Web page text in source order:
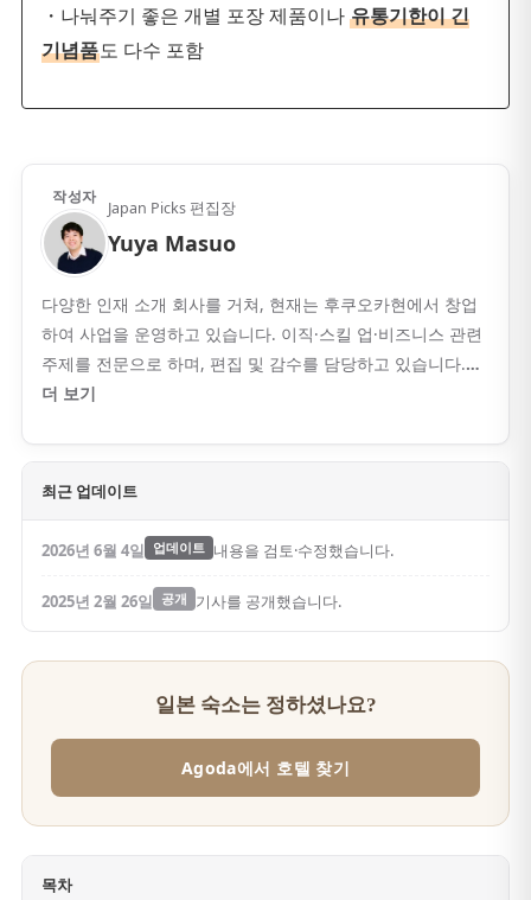
・나눠주기 좋은 개별 포장 제품이나 유통기한이 긴
기념품도 다수 포함
작성자
Japan Picks 편집장
Yuya Masuo
다양한 인재 소개 회사를 거쳐, 현재는 후쿠오카현에서 창업
하여 사업을 운영하고 있습니다. 이직·스킬 업·비즈니스 관련
주제를 전문으로 하며, 편집 및 감수를 담당하고 있습니다.…
더 보기
최근 업데이트
2026년 6월 4일 업데이트 내용을 검토·수정했습니다.
2025년 2월 26일 공개 기사를 공개했습니다.
일본 숙소는 정하셨나요?
Agoda에서 호텔 찾기
목차